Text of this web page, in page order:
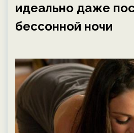
идеально даже
бессонной ночи